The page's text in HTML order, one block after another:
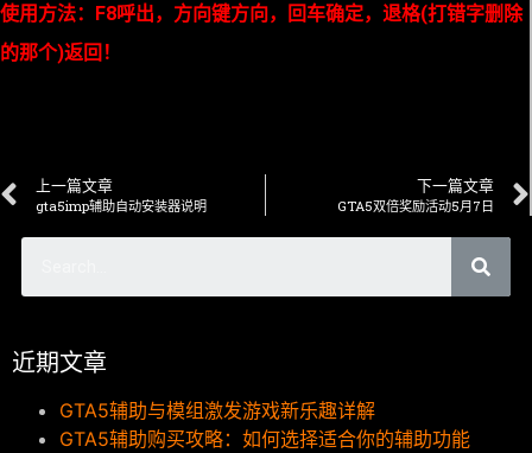
使用方法：F8呼出，方向键方向，回车确定，退格(打错字删除
的那个)返回！
上一篇文章
gta5imp辅助自动安装器说明
下一篇文章
GTA5双倍奖励活动5月7日
近期文章
GTA5辅助与模组激发游戏新乐趣详解
GTA5辅助购买攻略：如何选择适合你的辅助功能